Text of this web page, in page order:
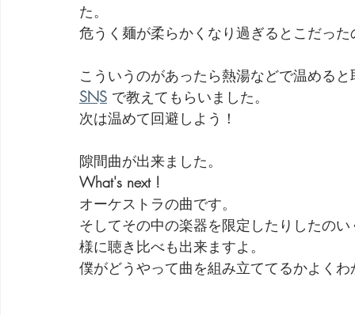
た。
危うく麺が柔らかくなり過ぎるとこだっ
こういうのがあったら熱湯などで温める
SNS で教えてもらいました。
次は温めて回避しよう！
隙間曲が出来ました。
What's next !
オーケストラの曲です。
そしてその中の楽器を限定したりしたの
様に聴き比べも出来ますよ。
僕がどうやって曲を組み立ててるかよく